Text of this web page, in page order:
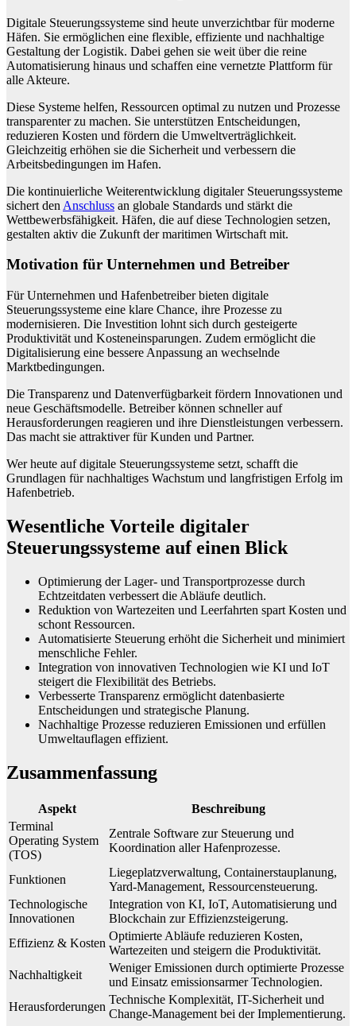
Digitale Steuerungssysteme sind heute unverzichtbar für moderne
Häfen. Sie ermöglichen eine flexible, effiziente und nachhaltige
Gestaltung der Logistik. Dabei gehen sie weit über die reine
Automatisierung hinaus und schaffen eine vernetzte Plattform für
alle Akteure.
Diese Systeme helfen, Ressourcen optimal zu nutzen und Prozesse
transparenter zu machen. Sie unterstützen Entscheidungen,
reduzieren Kosten und fördern die Umweltverträglichkeit.
Gleichzeitig erhöhen sie die Sicherheit und verbessern die
Arbeitsbedingungen im Hafen.
Die kontinuierliche Weiterentwicklung digitaler Steuerungssysteme
sichert den Anschluss an globale Standards und stärkt die
Wettbewerbsfähigkeit. Häfen, die auf diese Technologien setzen,
gestalten aktiv die Zukunft der maritimen Wirtschaft mit.
Motivation für Unternehmen und Betreiber
Für Unternehmen und Hafenbetreiber bieten digitale
Steuerungssysteme eine klare Chance, ihre Prozesse zu
modernisieren. Die Investition lohnt sich durch gesteigerte
Produktivität und Kosteneinsparungen. Zudem ermöglicht die
Digitalisierung eine bessere Anpassung an wechselnde
Marktbedingungen.
Die Transparenz und Datenverfügbarkeit fördern Innovationen und
neue Geschäftsmodelle. Betreiber können schneller auf
Herausforderungen reagieren und ihre Dienstleistungen verbessern.
Das macht sie attraktiver für Kunden und Partner.
Wer heute auf digitale Steuerungssysteme setzt, schafft die
Grundlagen für nachhaltiges Wachstum und langfristigen Erfolg im
Hafenbetrieb.
Wesentliche Vorteile digitaler
Steuerungssysteme auf einen Blick
Optimierung der Lager- und Transportprozesse durch
Echtzeitdaten verbessert die Abläufe deutlich.
Reduktion von Wartezeiten und Leerfahrten spart Kosten und
schont Ressourcen.
Automatisierte Steuerung erhöht die Sicherheit und minimiert
menschliche Fehler.
Integration von innovativen Technologien wie KI und IoT
steigert die Flexibilität des Betriebs.
Verbesserte Transparenz ermöglicht datenbasierte
Entscheidungen und strategische Planung.
Nachhaltige Prozesse reduzieren Emissionen und erfüllen
Umweltauflagen effizient.
Zusammenfassung
Aspekt
Beschreibung
Terminal
Operating System
(TOS)
Zentrale Software zur Steuerung und
Koordination aller Hafenprozesse.
Funktionen
Liegeplatzverwaltung, Containerstauplanung,
Yard-Management, Ressourcensteuerung.
Technologische
Innovationen
Integration von KI, IoT, Automatisierung und
Blockchain zur Effizienzsteigerung.
Effizienz & Kosten
Optimierte Abläufe reduzieren Kosten,
Wartezeiten und steigern die Produktivität.
Nachhaltigkeit
Weniger Emissionen durch optimierte Prozesse
und Einsatz emissionsarmer Technologien.
Herausforderungen
Technische Komplexität, IT-Sicherheit und
Change-Management bei der Implementierung.